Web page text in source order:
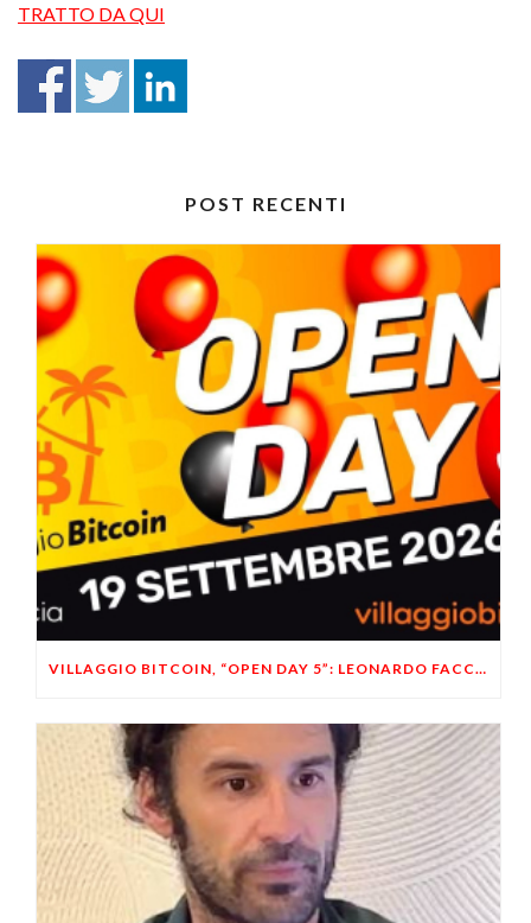
TRATTO DA QUI
POST RECENTI
VILLAGGIO BITCOIN, “OPEN DAY 5”: LEONARDO FACCO OSPITE A BRESCIA